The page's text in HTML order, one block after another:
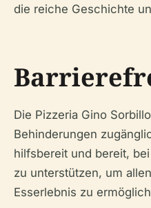
die reiche Geschichte
Die Pizzeria Gino
Behinderungen
hilfsbereit und bereit,
zu unterstützen, um
Esserlebnis zu